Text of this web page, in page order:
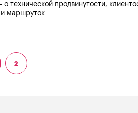
технической продвинутости,
и маршруток
2